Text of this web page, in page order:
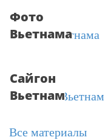
Фото
Вьетнама
Сайгон
Вьетнам
Все материалы